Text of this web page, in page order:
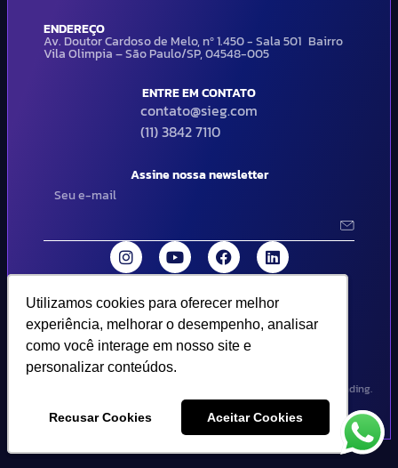
Utilizamos cookies para oferecer melhor
experiência, melhorar o desempenho, analisar
como você interage em nosso site e
personalizar conteúdos.
Recusar Cookies Aceitar Cookies
Utilizamos cookies para oferecer melhor
experiência, melhorar o desempenho, analisar
como você interage em nosso site e
personalizar conteúdos.
Recusar Cookies Aceitar Cookies
ENDEREÇO
Av. Doutor Cardoso de Melo, nº 1.450 - Sala 501 Bairro
Vila Olimpia – São Paulo/SP, 04548-005
ENTRE EM CONTATO
contato@sieg.com
(11) 3842 7110
Assine nossa newsletter
© 2024 SIEG Soluções Fiscais Estratégicas. Todos os direitos
reservados | Termos de uso e política de privacidade..
Design por Empória Branding.